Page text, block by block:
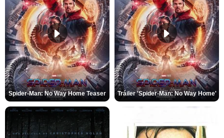
Spider-Man: No Way Home Teaser Tráiler 'Spider-Man: No Way Home'